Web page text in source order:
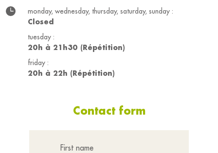
monday, wednesday, thursday, saturday, sunday :
Closed
tuesday :
20h à 21h30 (Répétition)
friday :
20h à 22h (Répétition)
Contact form
First name